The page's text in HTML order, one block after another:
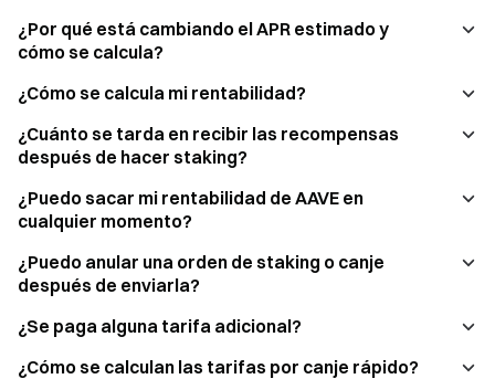
¿Por qué está cambiando el APR estimado y
cómo se calcula?
¿Cómo se calcula mi rentabilidad?
¿Cuánto se tarda en recibir las recompensas
después de hacer staking?
¿Puedo sacar mi rentabilidad de AAVE en
cualquier momento?
¿Puedo anular una orden de staking o canje
después de enviarla?
¿Se paga alguna tarifa adicional?
¿Cómo se calculan las tarifas por canje rápido?